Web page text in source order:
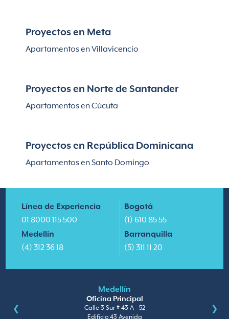
Proyectos en Meta
Apartamentos en Villavicencio
Proyectos en Norte de Santander
Apartamentos en Cúcuta
Proyectos en República Dominicana
Apartamentos en Santo Domingo
Línea de Experiencia
01 8000 115 500
Medellín
(4) 312 36 18
Bogotá
(1) 610 85 55
Barranquilla
(5) 311 11 20
Medellín
Oficina Principal
Calle 3 Sur # 43 A - 52
Edificio 43 Avenida